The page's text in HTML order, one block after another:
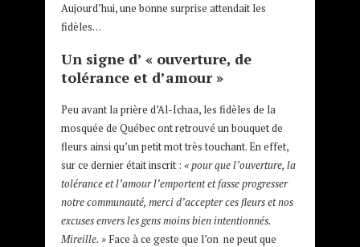
Aujourd’hui, une bonne surprise attendait les
fidèles…
Un signe d’ « ouverture, de
tolérance et d’amour »
Peu avant la prière d’Al-Ichaa, les fidèles de la
mosquée de Québec ont retrouvé un bouquet de
fleurs ainsi qu’un petit mot très touchant. En effet,
sur ce dernier était inscrit : « pour que l’ouverture, la
tolérance et l’amour l’emportent et fasse progresser
notre communauté, merci d’accepter ces fleurs et nos
excuses envers les gens moins bien intentionnés.
Mireille. » Face à ce geste que l’on ne peut que